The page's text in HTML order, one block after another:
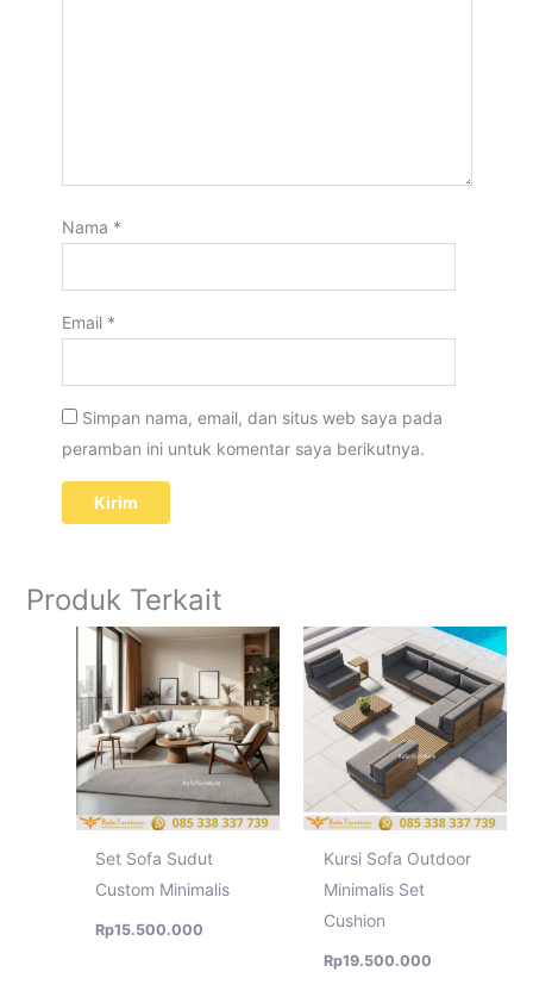
Nama *
Email *
Simpan nama, email, dan situs web saya pada
peramban ini untuk komentar saya berikutnya.
Produk Terkait
Set Sofa Sudut
Custom Minimalis
Rp15.500.000
Kursi Sofa Outdoor
Minimalis Set
Cushion
Rp19.500.000